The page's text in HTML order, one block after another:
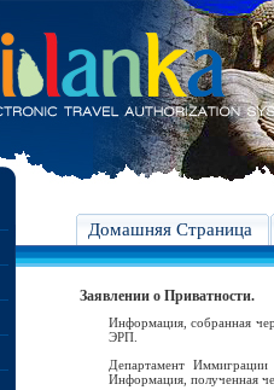
Домашняя Страница
Заявлении о Приватности.
Информация, собранная
ЭРП.
Департамент
Информация, полученная